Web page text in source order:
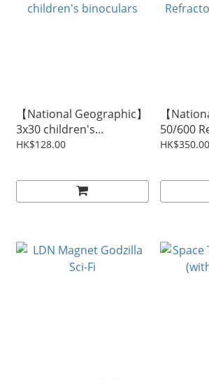
【National Geographic】
3x30 children's
binoculars
HK$128.00
【
50/600
Telescope
HK$350.00